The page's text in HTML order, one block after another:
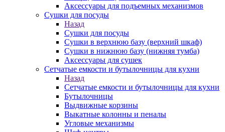
Аксессуары для подъемных механизмов
Сушки для посуды
Назад
Сушки для посуды
Сушки в верхнюю базу (верхний шкаф)
Сушки в нижнюю базу (нижняя тумба)
Аксессуары для сушек
Сетчатые емкости и бутылочницы для кухни
Назад
Сетчатые емкости и бутылочницы для кухни
Бутылочницы
Выдвижные корзины
Выкатные колонны и пеналы
Угловые механизмы